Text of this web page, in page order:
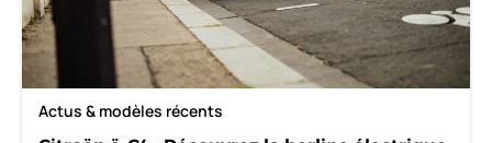
Actus & modèles récents